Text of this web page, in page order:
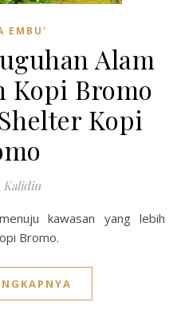
EMBU'
Alam
Kopi Bromo
Kopi
Kalidin
Bromo.